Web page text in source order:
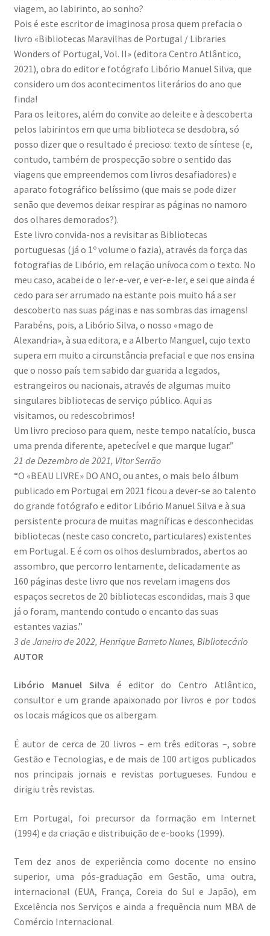
viagem, ao labirinto, ao sonho?
Pois é este escritor de imaginosa prosa quem prefacia o
livro «Bibliotecas Maravilhas de Portugal / Libraries
Wonders of Portugal, Vol. II» (editora Centro Atlântico,
2021), obra do editor e fotógrafo Libório Manuel Silva, que
considero um dos acontecimentos literários do ano que
finda!
Para os leitores, além do convite ao deleite e à descoberta
pelos labirintos em que uma biblioteca se desdobra, só
posso dizer que o resultado é precioso: texto de síntese (e,
contudo, também de prospecção sobre o sentido das
viagens que empreendemos com livros desafiadores) e
aparato fotográfico belíssimo (que mais se pode dizer
senão que devemos deixar respirar as páginas no namoro
dos olhares demorados?).
Este livro convida-nos a revisitar as Bibliotecas
portuguesas (já o 1º volume o fazia), através da força das
fotografias de Libório, em relação unívoca com o texto. No
meu caso, acabei de o ler-e-ver, e ver-e-ler, e sei que ainda é
cedo para ser arrumado na estante pois muito há a ser
descoberto nas suas páginas e nas sombras das imagens!
Parabéns, pois, a Libório Silva, o nosso «mago de
Alexandria», à sua editora, e a Alberto Manguel, cujo texto
supera em muito a circunstância prefacial e que nos ensina
que o nosso país tem sabido dar guarida a legados,
estrangeiros ou nacionais, através de algumas muito
singulares bibliotecas de serviço público. Aqui as
visitamos, ou redescobrimos!
Um livro precioso para quem, neste tempo natalício, busca
uma prenda diferente, apetecível e que marque lugar.”
21 de Dezembro de 2021, Vitor Serrão
“O «BEAU LIVRE» DO ANO, ou antes, o mais belo álbum
publicado em Portugal em 2021 ficou a dever-se ao talento
do grande fotógrafo e editor Libório Manuel Silva e à sua
persistente procura de muitas magníficas e desconhecidas
bibliotecas (neste caso concreto, particulares) existentes
em Portugal. E é com os olhos deslumbrados, abertos ao
assombro, que percorro lentamente, delicadamente as
160 páginas deste livro que nos revelam imagens dos
espaços secretos de 20 bibliotecas escondidas, mais 3 que
já o foram, mantendo contudo o encanto das suas
estantes vazias.”
3 de Janeiro de 2022, Henrique Barreto Nunes, Bibliotecário
AUTOR
Libório Manuel Silva é editor do Centro Atlântico,
consultor e um grande apaixonado por livros e por todos
os locais mágicos que os albergam.
É autor de cerca de 20 livros – em três editoras –, sobre
Gestão e Tecnologias, e de mais de 100 artigos publicados
nos principais jornais e revistas portugueses. Fundou e
dirigiu três revistas.
Em Portugal, foi precursor da formação em Internet
(1994) e da criação e distribuição de e-books (1999).
Tem dez anos de experiência como docente no ensino
superior, uma pós-graduação em Gestão, uma outra,
internacional (EUA, França, Coreia do Sul e Japão), em
Excelência nos Serviços e ainda a frequência num MBA de
Comércio Internacional.